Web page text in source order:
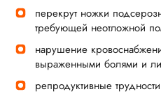
перекрут ножки
требующей неотложной
нарушение
выраженными болями и
репродуктивные